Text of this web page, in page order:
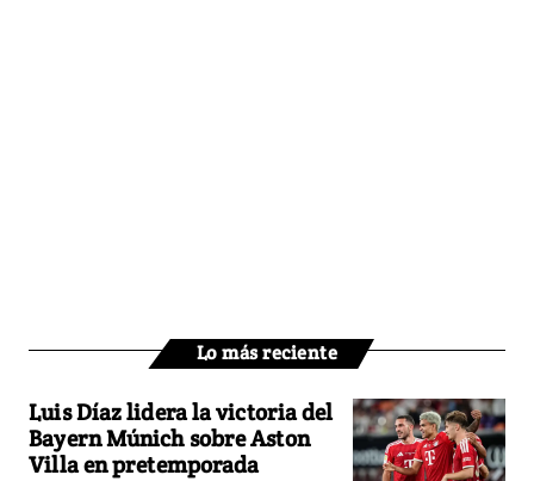
Lo más reciente
Luis Díaz lidera la victoria del
Bayern Múnich sobre Aston
Villa en pretemporada